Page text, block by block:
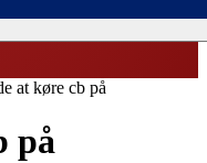
at køre cb på
på